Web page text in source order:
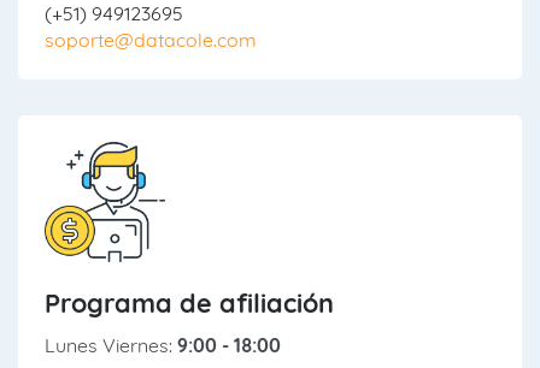
(+51) 949123695
soporte@datacole.com
Programa de afiliación
Lunes Viernes: 9:00 - 18:00